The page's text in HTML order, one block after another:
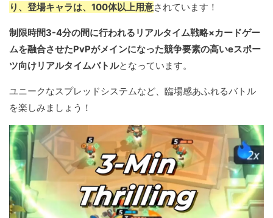
り、登場キャラは、100体以上用意されています！
制限時間3-4分の間に行われるリアルタイム戦略×カードゲー
ムを融合させたPvPがメインになった競争要素の高いeスポー
ツ向けリアルタイムバトルとなっています。
ユニークなスプレッドシステムなど、臨場感あふれるバトル
を楽しみましょう！